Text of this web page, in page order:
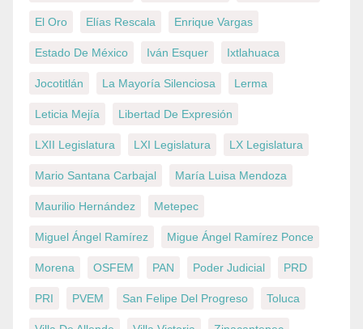
El Oro Elías Rescala Enrique Vargas
Estado De México Iván Esquer Ixtlahuaca
Jocotitlán La Mayoría Silenciosa Lerma
Leticia Mejía Libertad De Expresión
LXII Legislatura LXI Legislatura LX Legislatura
Mario Santana Carbajal María Luisa Mendoza
Maurilio Hernández Metepec
Miguel Ángel Ramírez Migue Ángel Ramírez Ponce
Morena OSFEM PAN Poder Judicial PRD
PRI PVEM San Felipe Del Progreso Toluca